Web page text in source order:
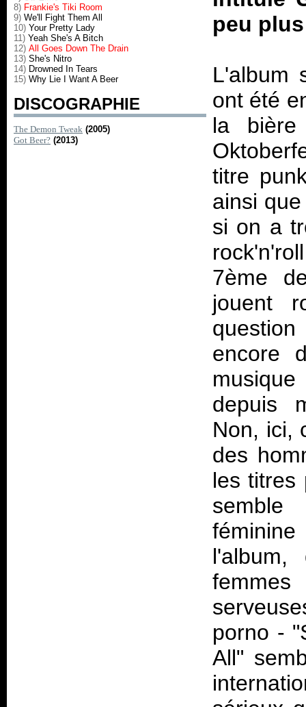
8) Frankie's Tiki Room
9) We'll Fight Them All
10) Your Pretty Lady
11) Yeah She's A Bitch
12) All Goes Down The Drain
13) She's Nitro
14) Drowned In Tears
15) Why Lie I Want A Beer
DISCOGRAPHIE
The Demon Tweak (2005)
Got Beer? (2013)
peu
L'album
ont été
la
titre
ainsi
si on a
7ème
jouent
encore
depuis
Non, ici,
des
les titres
porno -
All"